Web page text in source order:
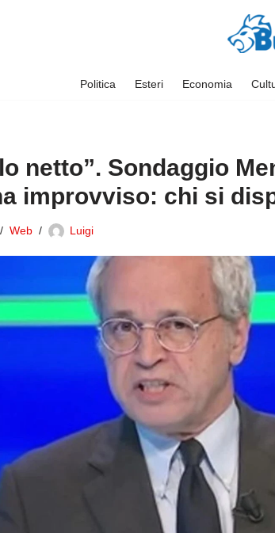
Politica Esteri Economia
netto”. Sondaggio
improvviso: chi si
Web Luigi